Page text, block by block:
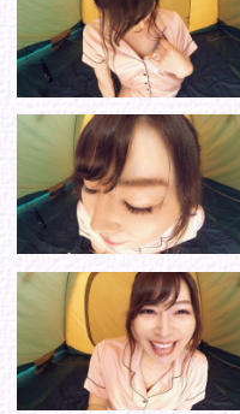
シリーズから選ぶ
ゾーンから選ぶ